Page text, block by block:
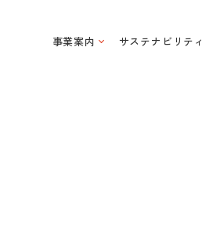
事業案内 サステナビリティ